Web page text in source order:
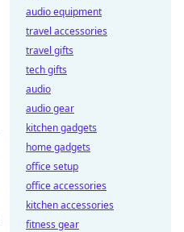
audio equipment
travel accessories
travel gifts
tech gifts
audio
audio gear
kitchen gadgets
home gadgets
office setup
office accessories
kitchen accessories
fitness gear